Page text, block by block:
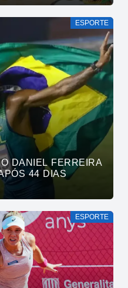
ESPORTE
DANIEL FERREIRA
44 DIAS
ESPORTE